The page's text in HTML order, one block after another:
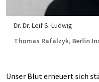
Dr. Dr. Leif S. Ludwig
Thomas Rafalzyk, Berlin
Unser Blut erneuert sich